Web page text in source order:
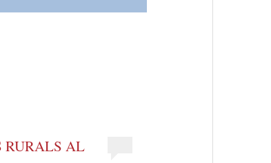
RURALS AL